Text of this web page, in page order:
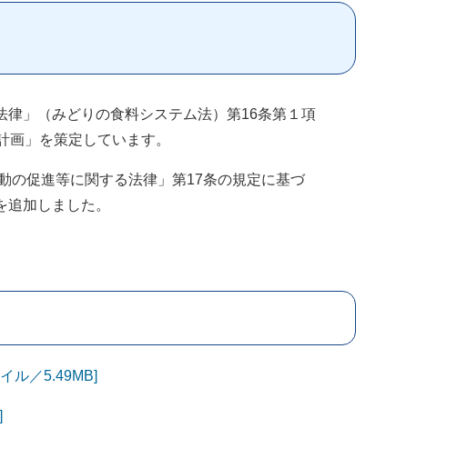
」（みどりの食料システム法）第16条第１項
」を策定しています。
の促進等に関する法律」第17条の規定に基づ
加しました。
ル／5.49MB]